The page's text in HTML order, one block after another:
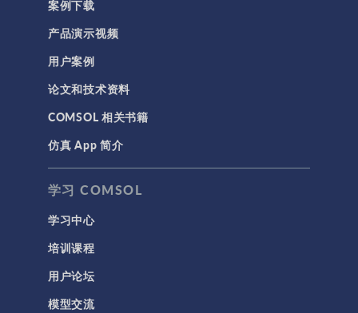
案例下载
产品演示视频
用户案例
论文和技术资料
COMSOL 相关书籍
仿真 App 简介
学习 COMSOL
学习中心
培训课程
用户论坛
模型交流